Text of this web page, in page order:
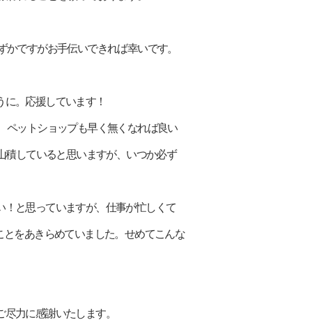
ですがお手伝いできれば幸いです。
。応援しています！
ペットショップも早く無くなれば良い
積していると思いますが、いつか必ず
と思っていますが、仕事が忙しくて
をあきらめていました。せめてこんな
力に感謝いたします。